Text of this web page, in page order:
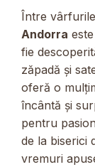
Între
Andorra
fie
zăpadă și
oferă o
încântă și
pentru
de la biserici
vremuri